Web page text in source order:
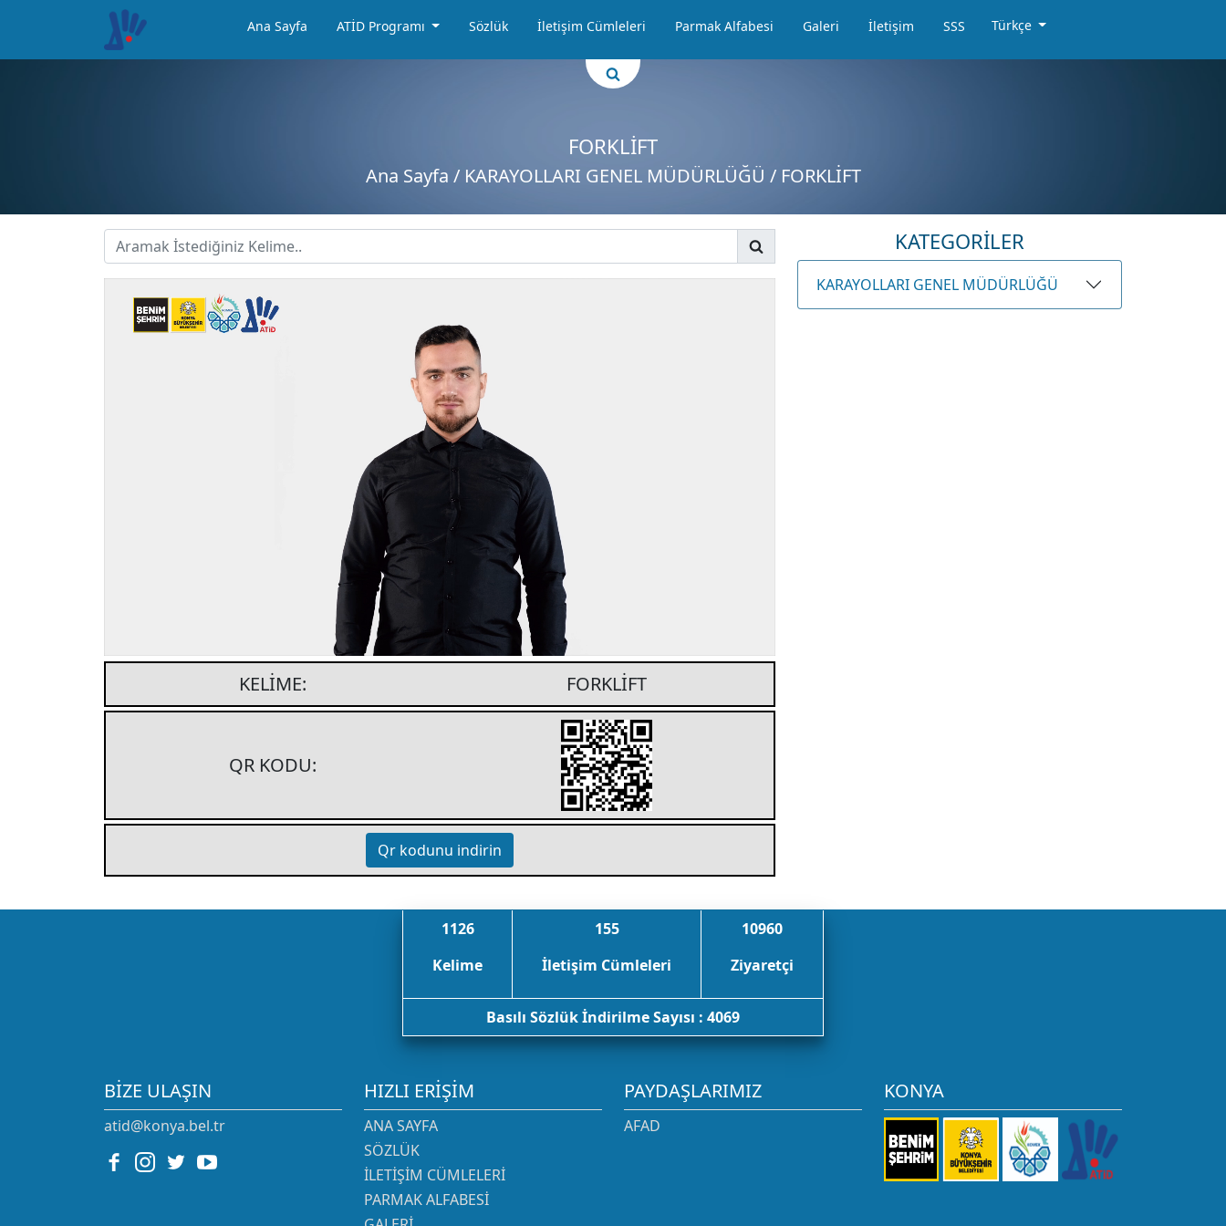
Ana Sayfa ATİD Programı Sözlük İletişim Cümleleri Parmak Alfabesi Galeri İletişim SSS Türkçe
FORKLİFT
Ana Sayfa / KARAYOLLARI GENEL MÜDÜRLÜĞÜ / FORKLİFT
KELIME: FORKLİFT
QR KODU:
Qr kodunu indirin
KATEGORİLER
KARAYOLLARI GENEL MÜDÜRLÜĞÜ
1126
Kelime
155
İletişim Cümleleri
10960
Ziyaretçi
Basılı Sözlük İndirilme Sayısı : 4069
BIZE ULAŞIN
atid@konya.bel.tr
HIZLI ERIŞIM
ANA SAYFA
SÖZLÜK
İLETIŞIM CÜMLELERI
PARMAK ALFABESI
PAYDAŞLARIMIZ
AFAD
KONYA